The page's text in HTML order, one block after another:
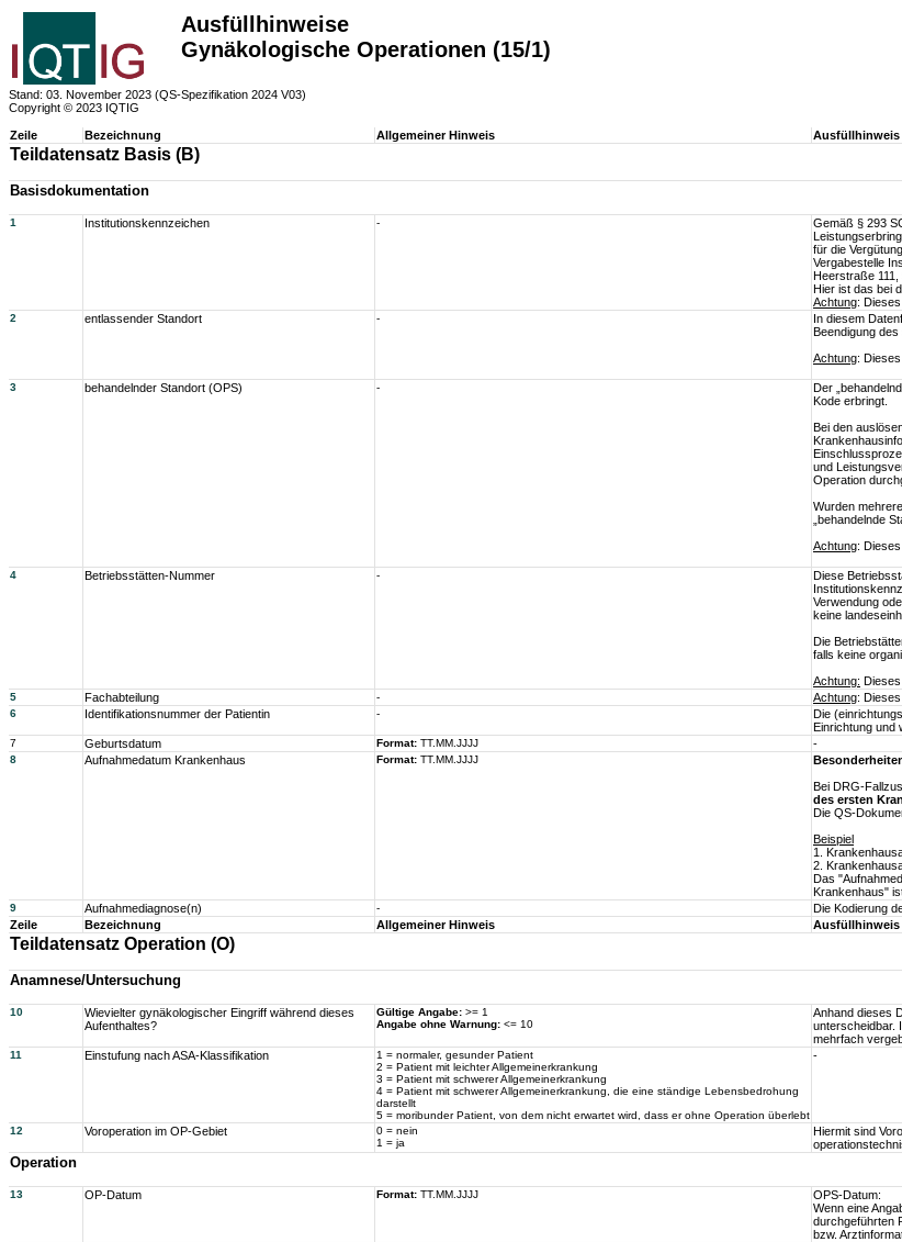
Ausfüllhinweise
Gynäkologische Operationen (15/1)
Stand: 03. November 2023 (QS-Spezifikation 2024 V03)
Copyright © 2023 IQTIG
Zeile Bezeichnung Allgemeiner Hinweis Ausfüllhinweis
Teildatensatz Basis (B)
Basisdokumentation
1 Institutionskennzeichen -
Gemäß § 293
für die
Vergabestelle
Heerstraße 111,
Hier ist das bei
Achtung:
2 entlassender Standort -
In diesem
Beendigung des
Achtung:
3 behandelnder Standort (OPS) -
Der
Kode erbringt.
Bei den
und
Operation
Wurden
„behandelnde
Achtung:
4 Betriebsstätten-Nummer -
Diese
Verwendung
keine
Die
falls keine
Achtung:
5 Fachabteilung - Achtung:
6 Identifikationsnummer der Patientin -
Die
Einrichtung und
7 Geburtsdatum Format: TT.MM.JJJJ -
8 Aufnahmedatum Krankenhaus Format: TT.MM.JJJJ
Bei DRG-
des ersten
Die QS-
Beispiel
1.
2.
Das
Krankenhaus"
9 Aufnahmediagnose(n) -
Die Kodierung
Zeile
Bezeichnung Allgemeiner Hinweis Ausfüllhinweis
Teildatensatz Operation (O)
Anamnese/Untersuchung
10
Wievielter gynäkologischer Eingriff während dieses
Aufenthaltes?
Gültige Angabe: >= 1
Angabe ohne Warnung: <= 10
Anhand dieses
unterscheidbar.
mehrfach
11 Einstufung nach ASA-Klassifikation
1 = normaler, gesunder Patient
2 = Patient mit leichter Allgemeinerkrankung
3 = Patient mit schwerer Allgemeinerkrankung
4 = Patient mit schwerer Allgemeinerkrankung, die eine ständige Lebensbedrohung
darstellt
5 = moribunder Patient, von dem nicht erwartet wird, dass er ohne Operation überlebt
-
12 Voroperation im OP-Gebiet
0 = nein
1 = ja
Hiermit sind
Operation
13 OP-Datum Format: TT.MM.JJJJ
OPS-Datum:
Wenn eine
durchgeführten
bzw.